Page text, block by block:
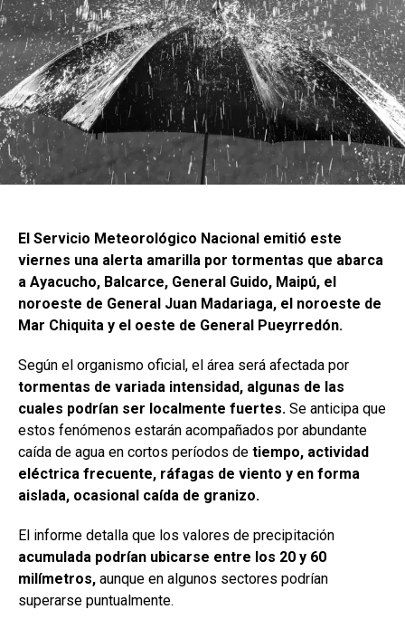
El Servicio Meteorológico Nacional emitió este
viernes una alerta amarilla por tormentas que abarca
a Ayacucho, Balcarce, General Guido, Maipú, el
noroeste de General Juan Madariaga, el noroeste de
Mar Chiquita y el oeste de General Pueyrredón.
Según el organismo oficial, el área será afectada por
tormentas de variada intensidad, algunas de las
cuales podrían ser localmente fuertes. Se anticipa que
estos fenómenos estarán acompañados por abundante
caída de agua en cortos períodos de tiempo, actividad
eléctrica frecuente, ráfagas de viento y en forma
aislada, ocasional caída de granizo.
El informe detalla que los valores de precipitación
acumulada podrían ubicarse entre los 20 y 60
milímetros, aunque en algunos sectores podrían
superarse puntualmente.